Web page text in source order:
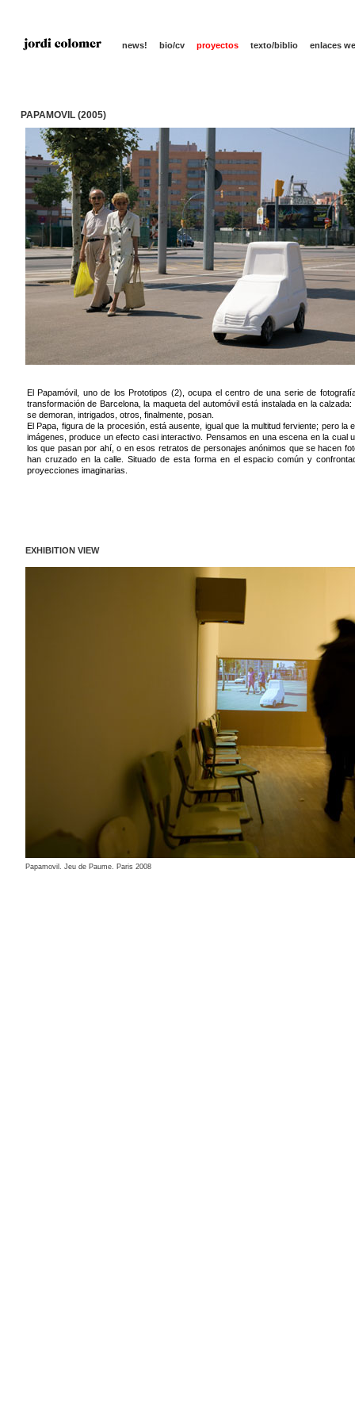
news! bio/cv proyectos texto/biblio enlaces
PAPAMOVIL (2005)
El Papamóvil, uno de los Prototipos (2), ocupa el centro de una serie de
transformación de Barcelona, la maqueta del automóvil está instalada en la
se demoran, intrigados, otros, finalmente, posan.
El Papa, figura de la procesión, está ausente, igual que la multitud ferviente; pero
imágenes, produce un efecto casi interactivo. Pensamos en una escena en la cual
los que pasan por ahí, o en esos retratos de personajes anónimos que se hacen
han cruzado en la calle. Situado de esta forma en el espacio común y
proyecciones imaginarias.
EXHIBITION VIEW
Papamovil. Jeu de Paume. Paris 2008